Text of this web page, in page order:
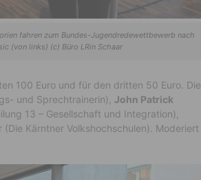
fahren zum Bundes-Jugendredewettbewerb nach
(von links) (c) Büro LRin Schaar
100 Euro und für den dritten 50 Euro. Die
und Sprechtrainerin), John Patrick
13 – Gesellschaft und Integration),
Kärntner Volkshochschulen). Moderiert